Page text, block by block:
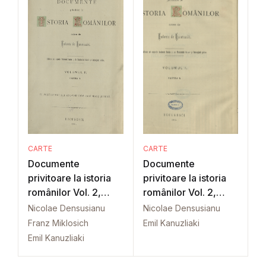
CARTE
Documente
privitoare la istoria
românilor Vol. 2,
Part. 2
Nicolae Densusianu
Franz Miklosich
Emil Kanuzliaki
CARTE
Documente
privitoare la istoria
românilor Vol. 2,
Part. 3
Nicolae Densusianu
Emil Kanuzliaki